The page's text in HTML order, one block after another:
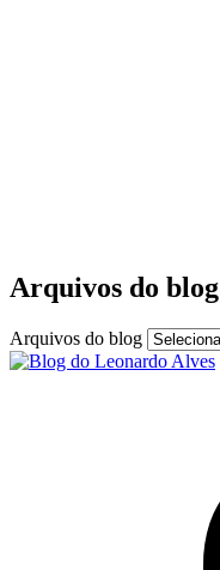
Arquivos do blog
Arquivos do blog